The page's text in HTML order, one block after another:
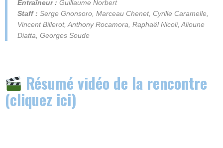
Entraîneur : Guillaume Norbert
Staff : Serge Gnonsoro, Marceau Chenet, Cyrille Caramelle,
Vincent Billerot, Anthony Rocamora, Raphaël Nicoli, Alioune
Diatta, Georges Soude
Résumé vidéo de la rencontre
(cliquez ici)